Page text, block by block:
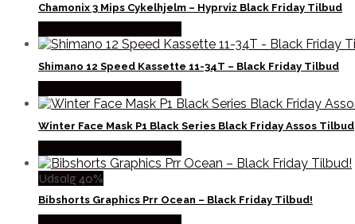
Chamonix 3 Mips Cykelhjelm – Hyprviz Black Friday Tilbud
Shimano 12 Speed Kassette 11-34T – Black Friday Tilbud
Winter Face Mask P1 Black Series Black Friday Assos Tilbud
Udsalg 40%
Bibshorts Graphics Prr Ocean – Black Friday Tilbud!